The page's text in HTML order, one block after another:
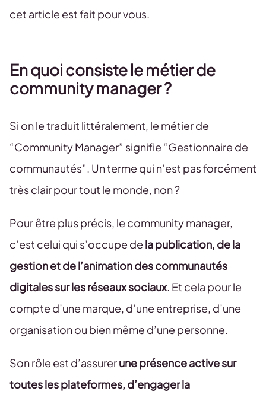
cet article est fait pour vous.
En quoi consiste le métier de
community manager ?
Si on le traduit littéralement, le métier de
“Community Manager” signifie “Gestionnaire de
communautés”. Un terme qui n’est pas forcément
très clair pour tout le monde, non ?
Pour être plus précis, le community manager,
c’est celui qui s’occupe de la publication, de la
gestion et de l’animation des communautés
digitales sur les réseaux sociaux. Et cela pour le
compte d’une marque, d’une entreprise, d’une
organisation ou bien même d’une personne.
Son rôle est d’assurerune présence active sur
toutes les plateformes, d’engager la